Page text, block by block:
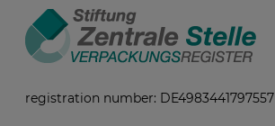
registration number: DE4983441797557